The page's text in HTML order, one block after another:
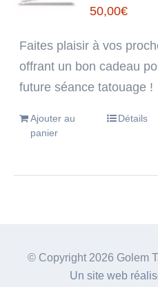
50,00€
Faites plaisir à vos
offrant un bon cadeau
future séance tatouage !
Ajouter au
panier
Détails
© Copyright 2026 Golem
Un site web